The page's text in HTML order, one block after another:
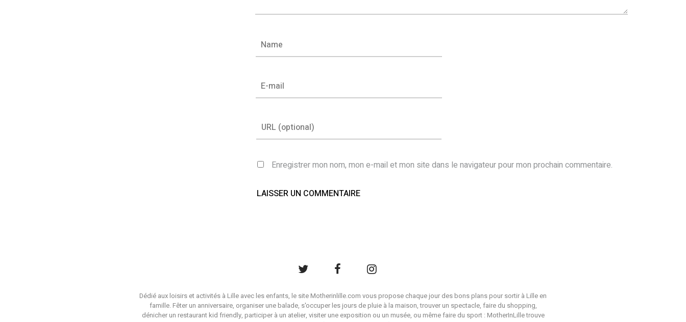
Enregistrer mon nom, mon e-mail et mon site dans le navigateur pour mon prochain commentaire.
Dédié aux loisirs et activités à Lille avec les enfants, le site Motherinlille.com vous propose chaque jour des bons plans pour sortir à Lille en
famille. Fêter un anniversaire, organiser une balade, s'occuper les jours de pluie à la maison, trouver un spectacle, faire du shopping,
dénicher un restaurant kid friendly, participer à un atelier, visiter une exposition ou un musée, ou même faire du sport : MotherInLille trouve